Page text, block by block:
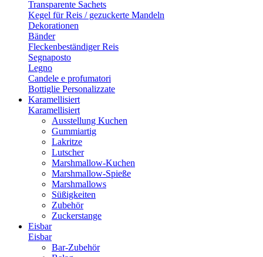
Transparente Sachets
Kegel für Reis / gezuckerte Mandeln
Dekorationen
Bänder
Fleckenbeständiger Reis
Segnaposto
Legno
Candele e profumatori
Bottiglie Personalizzate
Karamellisiert
Karamellisiert
Ausstellung Kuchen
Gummiartig
Lakritze
Lutscher
Marshmallow-Kuchen
Marshmallow-Spieße
Marshmallows
Süßigkeiten
Zubehör
Zuckerstange
Eisbar
Eisbar
Bar-Zubehör